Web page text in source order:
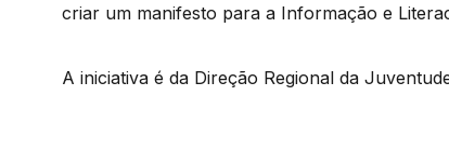
criar um manifesto para a Informação e
A iniciativa é da Direção Regional da